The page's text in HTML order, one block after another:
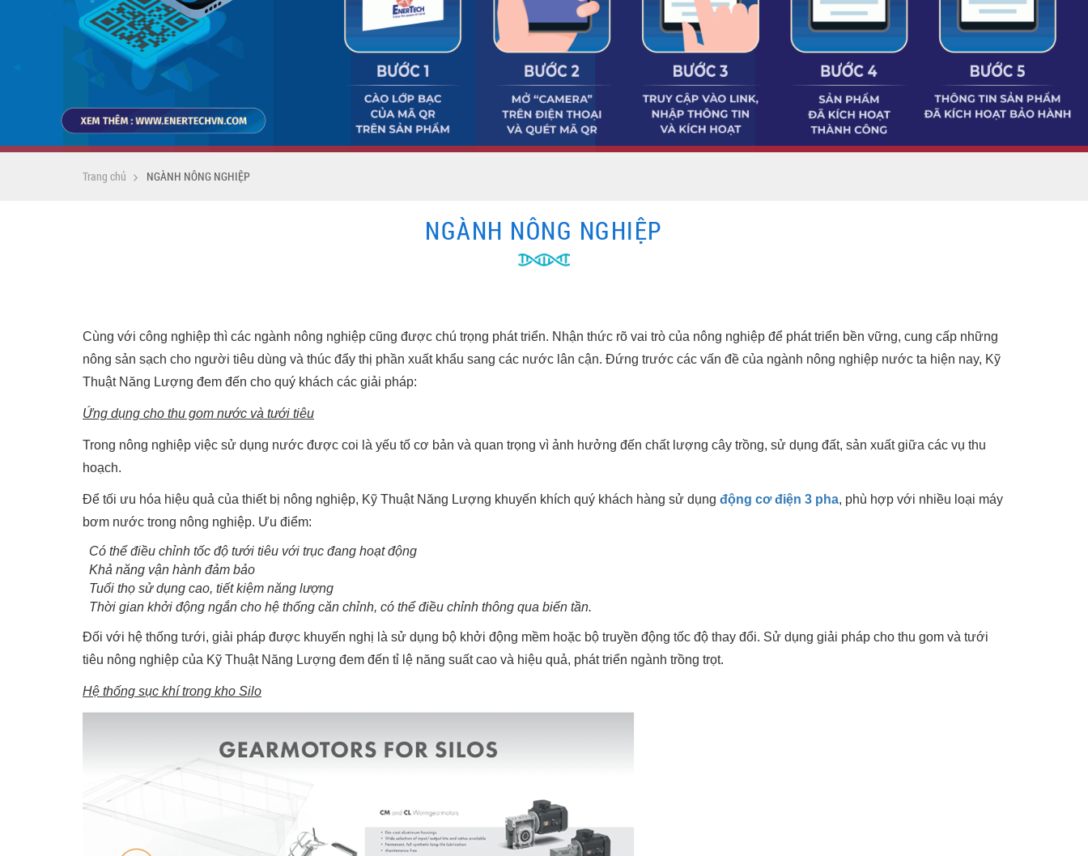
Trang chủ NGÀNH NÔNG NGHIỆP
NGÀNH NÔNG NGHIỆP
Cùng với công nghiệp thì các ngành nông nghiệp cũng được chú trọng phát triển. Nhận thức rõ vai trò của nông nghiệp để phát triển bền vững, cung cấp những
nông sản sạch cho người tiêu dùng và thúc đẩy thị phần xuất khẩu sang các nước lân cận. Đứng trước các vấn đề của ngành nông nghiệp nước ta hiện nay, Kỹ
Thuật Năng Lượng đem đến cho quý khách các giải pháp:
Ứng dụng cho thu gom nước và tưới tiêu
Trong nông nghiệp việc sử dụng nước được coi là yếu tố cơ bản và quan trọng vì ảnh hưởng đến chất lượng cây trồng, sử dụng đất, sản xuất giữa các vụ thu
hoạch.
Để tối ưu hóa hiệu quả của thiết bị nông nghiệp, Kỹ Thuật Năng Lượng khuyến khích quý khách hàng sử dụng động cơ điện 3 pha, phù hợp với nhiều loại máy
bơm nước trong nông nghiệp. Ưu điểm:
Có thể điều chỉnh tốc độ tưới tiêu với trục đang hoạt động
Khả năng vận hành đảm bảo
Tuổi thọ sử dụng cao, tiết kiệm năng lượng
Thời gian khởi động ngắn cho hệ thống căn chỉnh, có thể điều chỉnh thông qua biến tần.
Đối với hệ thống tưới, giải pháp được khuyến nghị là sử dụng bộ khởi động mềm hoặc bộ truyền động tốc độ thay đổi. Sử dụng giải pháp cho thu gom và tưới
tiêu nông nghiệp của Kỹ Thuật Năng Lượng đem đến tỉ lệ năng suất cao và hiệu quả, phát triển ngành trồng trọt.
Hệ thống sục khí trong kho Silo